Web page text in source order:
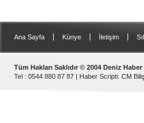
Ana Sayfa Künye İletişim
Tüm Hakları Saklıdır © 2004 Deniz Haber
Tel : 0544 880 87 87 | Haber Scripti: CM